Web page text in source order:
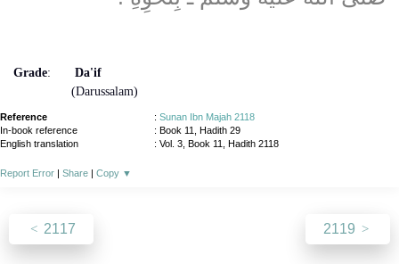
Grade:
Da'if
(Darussalam)
Reference : Sunan Ibn Majah 2118
In-book reference
: Book 11, Hadith 29
English translation
: Vol. 3, Book 11, Hadith 2118
Report Error | Share | Copy ▼
2117 2119